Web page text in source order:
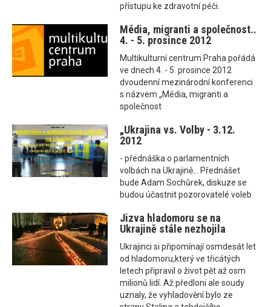
přístupu ke zdravotní péči.
Média, migranti a společnost..
4. - 5. prosince 2012
Multikulturní centrum Praha pořádá
ve dnech 4. - 5. prosince 2012
dvoudenní mezinárodní konferenci
s názvem „Média, migranti a
společnost
„Ukrajina vs. Volby - 3.12.
2012
- přednáška o parlamentních
volbách na Ukrajině... Přednášet
bude Adam Sochůrek, diskuze se
budou účastnit pozorovatelé voleb.
Jizva hladomoru se na
Ukrajině stále nezhojila
Ukrajinci si připomínají osmdesát let
od hladomoru,který ve třicátých
letech připravil o život pět až osm
milionů lidí. Až předloni ale soudy
uznaly, že vyhladovění bylo ze